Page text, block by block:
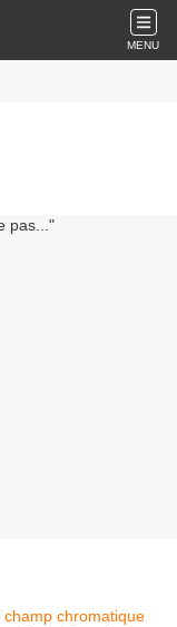
MENU
champ chromatique